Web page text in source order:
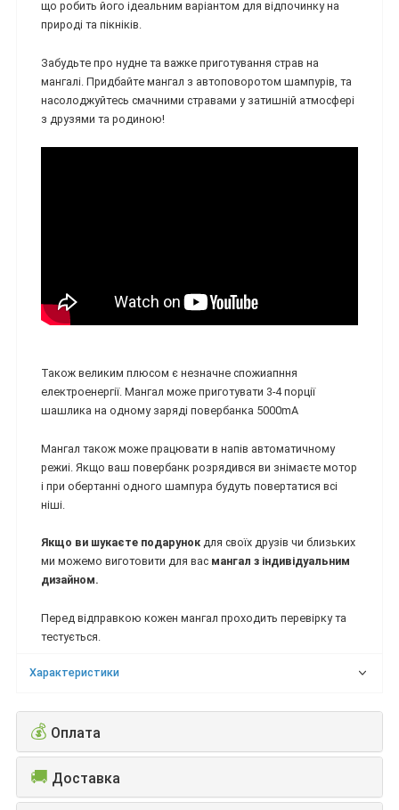
що робить його ідеальним варіантом для відпочинку на
природі та пікніків.
Забудьте про нудне та важке приготування страв на
мангалі. Придбайте мангал з автоповоротом шампурів, та
насолоджуйтесь смачними стравами у затишній атмосфері
з друзями та родиною!
Також великим плюсом є незначне спожиапння
електроенергії. Мангал може приготувати 3-4 порції
шашлика на одному заряді повербанка 5000mA
Мангал також може працювати в напів автоматичному
режиі. Якщо ваш повербанк розрядився ви знімаєте мотор
і при обертанні одного шампура будуть повертатися всі
ніші.
Якщо ви шукаєте подарунок для своїх друзів чи близьких
ми можемо виготовити для вас мангал з індивідуальним
дизайном.
Перед відправкою кожен мангал проходить перевірку та
тестується.
Характеристики
💰 Оплата
🚚 Доставка